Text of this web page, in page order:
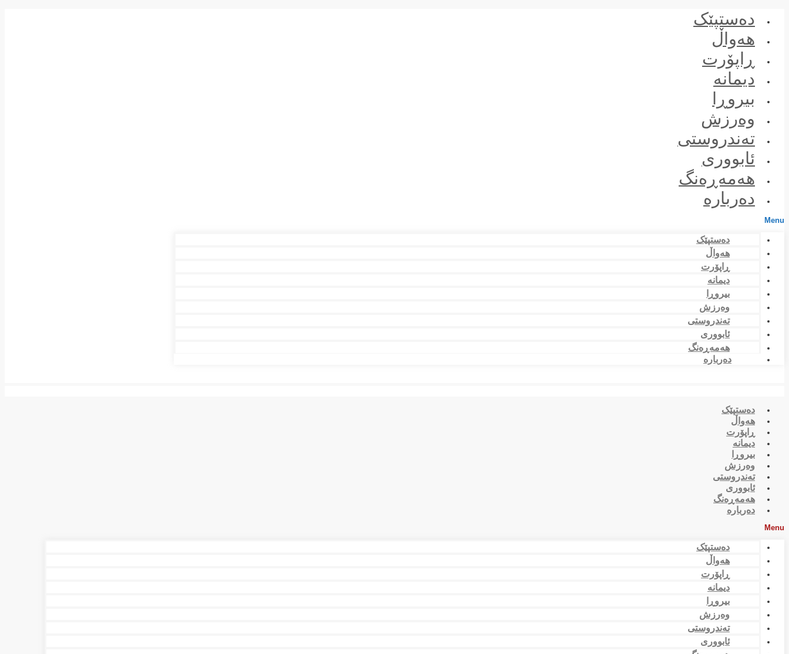
دەستپێک
هەواڵ
ڕاپۆرت
دیمانە
بیروڕا
وەرزش
تەندروستی
ئابووری
هەمەڕەنگ
دەربارە
Menu
دەستپێک
هەواڵ
ڕاپۆرت
دیمانە
بیروڕا
وەرزش
تەندروستی
ئابووری
هەمەڕەنگ
دەربارە
دەستپێک
هەواڵ
ڕاپۆرت
دیمانە
بیروڕا
وەرزش
تەندروستی
ئابووری
هەمەڕەنگ
دەربارە
Menu
دەستپێک
هەواڵ
ڕاپۆرت
دیمانە
بیروڕا
وەرزش
تەندروستی
ئابووری